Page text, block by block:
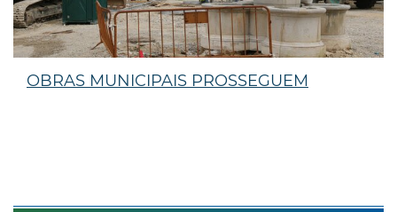
OBRAS MUNICIPAIS PROSSEGUEM